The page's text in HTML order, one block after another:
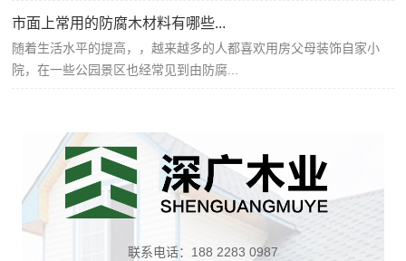
市面上常用的防腐木材料有哪些...
随着生活水平的提高，，越来越多的人都喜欢用房父母装饰自家小
院，在一些公园景区也经常见到由防腐...
联系电话：188 2283 0987